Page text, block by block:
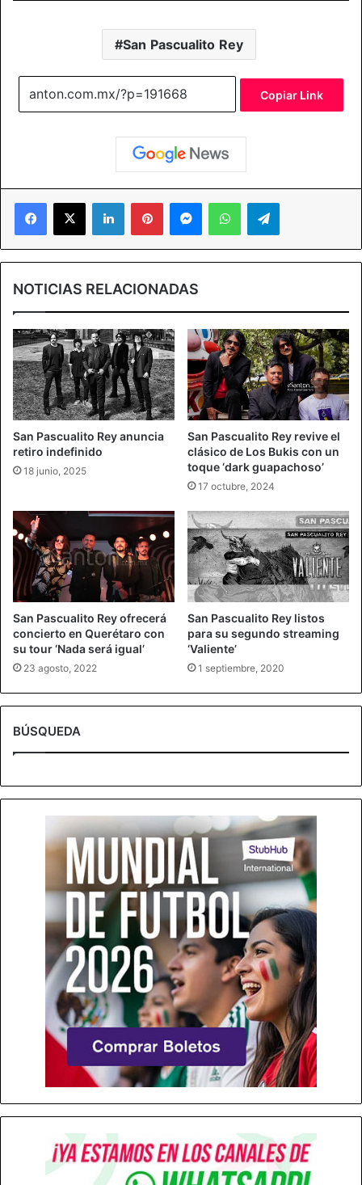
San Pascualito Rey
Copiar Link
Facebook
X LinkedInPinterestMessengerWhatsAppTelegram
NOTICIAS RELACIONADAS
San Pascualito Rey anuncia
retiro indefinido
18 junio, 2025
San Pascualito Rey revive el
clásico de Los Bukis con un
toque ‘dark guapachoso’
17 octubre, 2024
San Pascualito Rey ofrecerá
concierto en Querétaro con
su tour ‘Nada será igual’
23 agosto, 2022
San Pascualito Rey listos
para su segundo streaming
‘Valiente’
1 septiembre, 2020
BÚSQUEDA